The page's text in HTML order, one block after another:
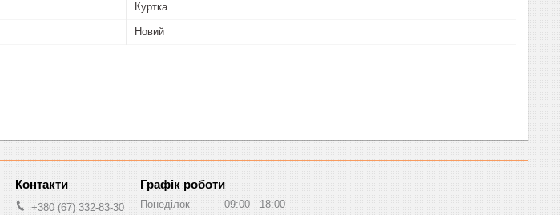
Куртка
Новий
+380 (67) 332-83-30
Графік роботи
Понеділок 09:00
18:00